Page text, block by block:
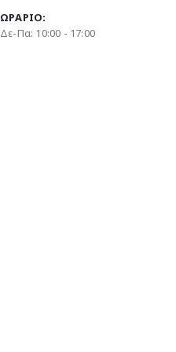
ΩΡΆΡΙΟ:
Δε-Πα: 10:00 - 17:00